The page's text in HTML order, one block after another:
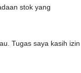
stok yang
Tugas saya kasih izin